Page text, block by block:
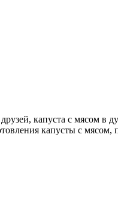
капуста с мясом в
капусты с мясом,